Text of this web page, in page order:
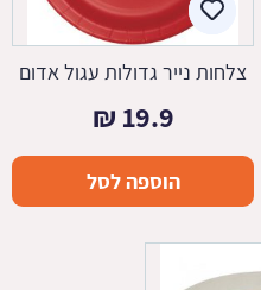
צלחות נייר גדולות עגול אדום
19.9
₪
הוספה לסל